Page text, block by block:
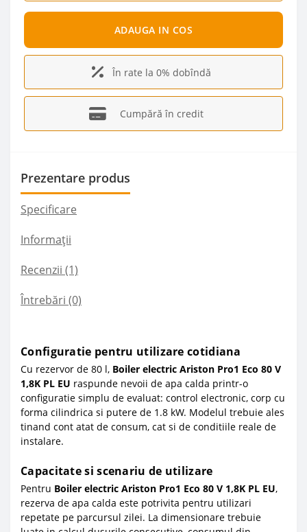
ADAUGA IN COS
În rate la 0% dobîndă
Cumpără în credit
Prezentare produs
Specificare
Informații
Recenzii (1)
Întrebări (0)
Configuratie pentru utilizare cotidiana
Cu rezervor de 80 l, Boiler electric Ariston Pro1 Eco 80 V
1,8K PL EU raspunde nevoii de apa calda printr-o
configuratie simplu de evaluat: control electronic, corp cu
forma cilindrica si putere de 1.8 kW. Modelul trebuie ales
tinand cont atat de consum, cat si de conditiile reale de
instalare.
Capacitate si scenariu de utilizare
Pentru Boiler electric Ariston Pro1 Eco 80 V 1,8K PL EU,
rezerva de apa calda este potrivita pentru utilizari
repetate pe parcursul zilei. La dimensionare trebuie